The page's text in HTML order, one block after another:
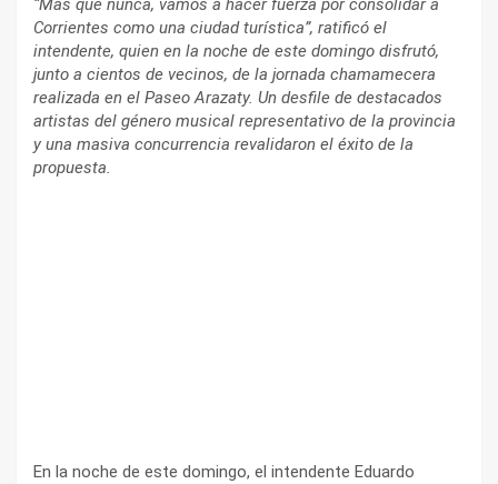
“Más que nunca, vamos a hacer fuerza por consolidar a
Corrientes como una ciudad turística”, ratificó el
intendente, quien en la noche de este domingo disfrutó,
junto a cientos de vecinos, de la jornada chamamecera
realizada en el Paseo Arazaty. Un desfile de destacados
artistas del género musical representativo de la provincia
y una masiva concurrencia revalidaron el éxito de la
propuesta.
En la noche de este domingo, el intendente Eduardo